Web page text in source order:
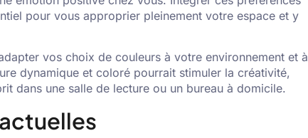
pour vous approprier pleinement votre espace et y
vos choix de couleurs à votre environnement et à
dynamique et coloré pourrait stimuler la créativité,
dans une salle de lecture ou un bureau à domicile.